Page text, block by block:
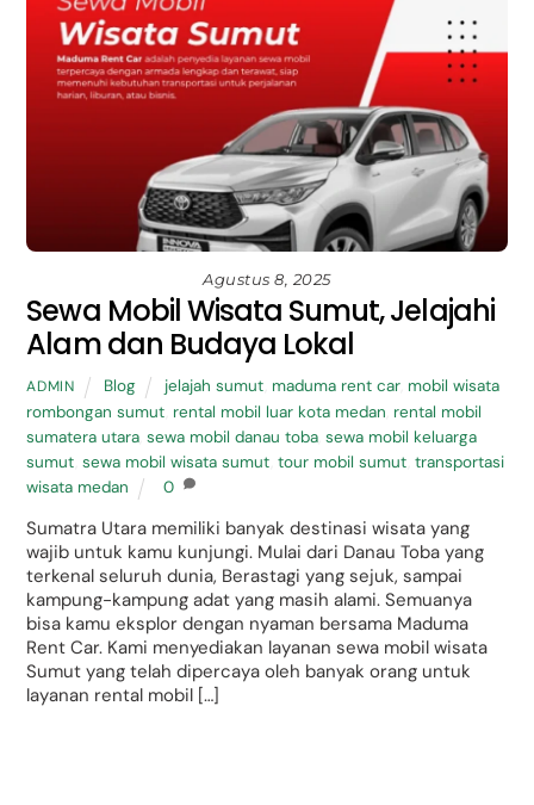
Agustus 8, 2025
Sewa Mobil Wisata Sumut, Jelajahi
Alam dan Budaya Lokal
ADMIN Blog jelajah sumut maduma rent car, mobil wisata
rombongan sumut rental mobil luar kota medan rental mobil
sumatera utara ,sewa mobil danau toba ,sewa mobil keluarga
sumut ,sewa mobil wisata sumut ,tour mobil sumut ,transportasi
wisata medan
0
Sumatra Utara memiliki banyak destinasi wisata yang
wajib untuk kamu kunjungi. Mulai dari Danau Toba yang
terkenal seluruh dunia, Berastagi yang sejuk, sampai
kampung-kampung adat yang masih alami. Semuanya
bisa kamu eksplor dengan nyaman bersama Maduma
Rent Car. Kami menyediakan layanan sewa mobil wisata
Sumut yang telah dipercaya oleh banyak orang untuk
layanan rental mobil […]